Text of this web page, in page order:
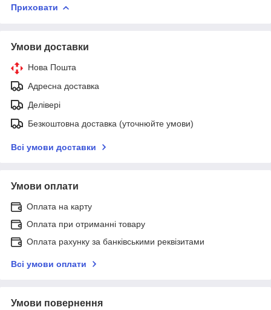
Приховати
Умови доставки
Нова Пошта
Адресна доставка
Делівері
Безкоштовна доставка (уточнюйте умови)
Всі умови доставки
Умови оплати
Оплата на карту
Оплата при отриманні товару
Оплата рахунку за банківськими реквізитами
Всі умови оплати
Умови повернення